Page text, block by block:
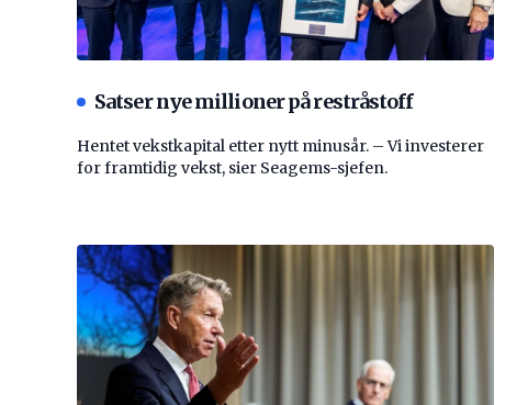
Satser nye millioner på restråstoff
Hentet vekstkapital etter nytt minusår. – Vi investerer
for framtidig vekst, sier Seagems-sjefen.